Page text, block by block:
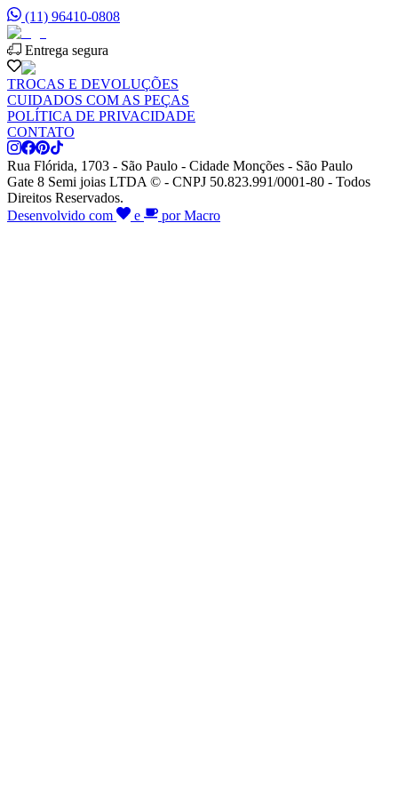
(11) 96410-0808
Entrega segura
TROCAS E DEVOLUÇÕES
CUIDADOS COM AS PEÇAS
POLÍTICA DE PRIVACIDADE
CONTATO
Rua Flórida, 1703 - São Paulo - Cidade Monções - São Paulo
Gate 8 Semi joias LTDA © - CNPJ 50.823.991/0001-80 - Todos
Direitos Reservados.
Desenvolvido com
e por Macro